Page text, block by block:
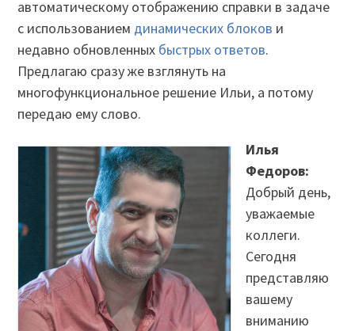
автоматическому отображению справки в задаче
с использованием динамических блоков и
недавно обновленных быстрых ответов.
Предлагаю сразу же взглянуть на
многофункциональное решение Ильи, а потому
передаю ему слово.
Илья
Федоров:
Добрый день,
уважаемые
коллеги.
Сегодня
представляю
вашему
вниманию